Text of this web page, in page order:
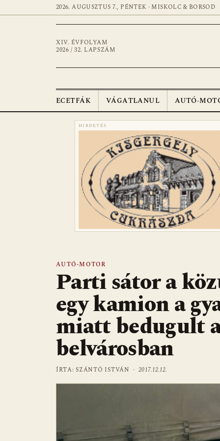
2026. AUGUSZTUS 7., PÉNTEK · MISKOLC & BORSOD
XIV. ÉVFOLYAM
2026 / 32. LAPSZÁM
ECETFÁK VÁGATLANUL AUTÓ-
HIRDETÉS
AUTÓ-MOTOR
Parti sátor a
egy kamion a
miatt bedugult
belvárosban
ÍRTA: SZÁNTÓ ISTVÁN ·2017.12.12.